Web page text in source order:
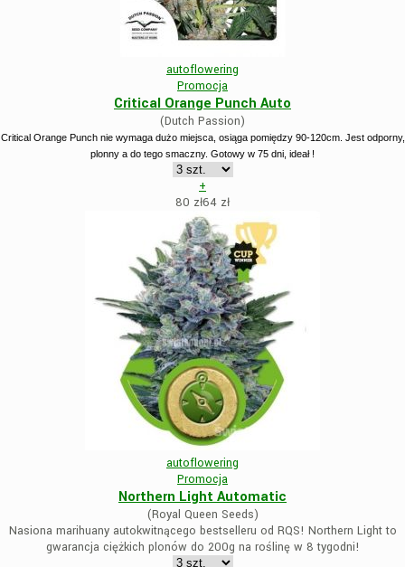
autoflowering
Promocja
Critical Orange Punch Auto
(Dutch Passion)
Critical Orange Punch nie wymaga dużo miejsca, osiąga pomiędzy 90-120cm. Jest odporny,
plonny a do tego smaczny. Gotowy w 75 dni, ideał !
+
80 zł64 zł
autoflowering
Promocja
Northern Light Automatic
(Royal Queen Seeds)
Nasiona marihuany autokwitnącego bestselleru od RQS! Northern Light to
gwarancja ciężkich plonów do 200g na roślinę w 8 tygodni!